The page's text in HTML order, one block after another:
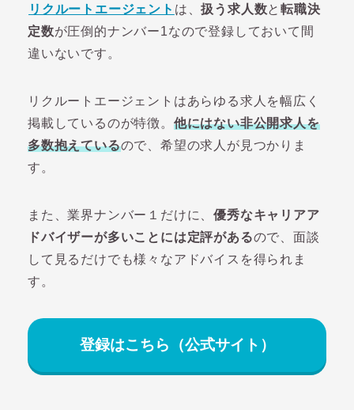
リクルートエージェント は、扱う求人数と転職決
定数が圧倒的ナンバー1なので登録しておいて間
違いないです。
リクルートエージェントはあらゆる求人を幅広く
掲載しているのが特徴。 他にはない非公開求人を
多数抱えているので、希望の求人が見つかりま
す。
また、業界ナンバー１だけに、優秀なキャリアア
ドバイザーが多いことには定評があるので、面談
して見るだけでも様々なアドバイスを得られま
す。
登録はこちら（公式サイト）